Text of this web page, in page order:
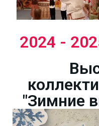
2024 -
"Зимние